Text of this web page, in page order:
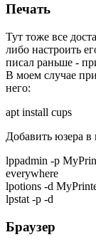
Печать
Тут тоже все
либо настроить
писал раньше -
В моем случае
него:
apt install cups
Добавить юзера в
lppadmin -p
everywhere
lpotions -d
lpstat -p -d
Браузер